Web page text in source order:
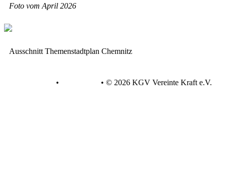
Foto vom April 2026
Ausschnitt Themenstadtplan Chemnitz
• • © 2026 KGV Vereinte Kraft e.V.